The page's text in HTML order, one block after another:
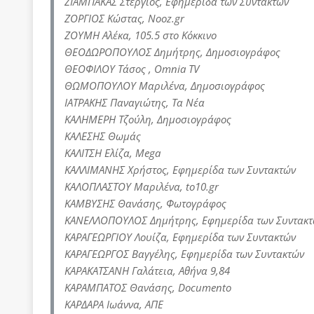
ΖΟΡΓΙΟΣ Κώστας, Nooz.gr
ΖΟΥΜΗ Αλέκα, 105.5 στο Κόκκινο
ΘΕΟΔΩΡΟΠΟΥΛΟΣ Δημήτρης, Δημοσιογράφος
ΘΕΟΦΙΛΟΥ Τάσος , Omnia TV
ΘΩΜΟΠΟΥΛΟΥ Μαριλένα, Δημοσιογράφος
ΙΑΤΡΑΚΗΣ Παναγιώτης, Τα Νέα
ΚΑΛΗΜΕΡΗ Τζούλη, Δημοσιογράφος
ΚΑΛΕΣΗΣ Θωμάς
ΚΑΛΙΤΣΗ Ελίζα, Mega
ΚΑΛΛΙΜΑΝΗΣ Χρήστος, Εφημερίδα των Συντακτών
ΚΑΛΟΠΛΑΣΤΟΥ Μαριλένα, to10.gr
ΚΑΜΒΥΣΗΣ Θανάσης, Φωτογράφος
ΚΑΝΕΛΛΟΠΟΥΛΟΣ Δημήτρης, Εφημερίδα των
ΚΑΡΑΓΕΩΡΓΙΟΥ Λουίζα, Εφημερίδα των Συντακτών
ΚΑΡΑΓΕΩΡΓΟΣ Βαγγέλης, Εφημερίδα των Συντακτών
ΚΑΡΑΚΑΤΣΑΝΗ Γαλάτεια, Αθήνα 9,84
KΑΡΑΜΠΑΤΟΣ Θανάσης, Documento
ΚΑΡΔΑΡΑ Ιωάννα, ΑΠΕ